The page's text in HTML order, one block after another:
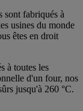
sont fabriqués à
usines du monde
êtes en droit
à toutes les
d'un four, nos
jusqu'à 260 °C.